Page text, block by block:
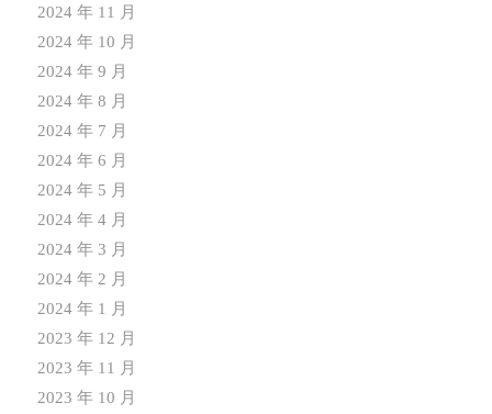
2024 年 11 月
2024 年 10 月
2024 年 9 月
2024 年 8 月
2024 年 7 月
2024 年 6 月
2024 年 5 月
2024 年 4 月
2024 年 3 月
2024 年 2 月
2024 年 1 月
2023 年 12 月
2023 年 11 月
2023 年 10 月